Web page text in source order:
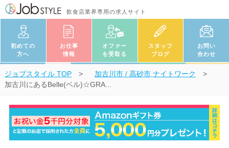
飲食店業界専用の求人サイト
初めての
方へ
お仕事
情報
オファー
を受取る
スタッフ
ブログ
お問い
合わせ
ジョブスタイルTOP
加古川市 / 高砂市,ナイトワーク
加古川にあるBelle(ベル)☆GRA...